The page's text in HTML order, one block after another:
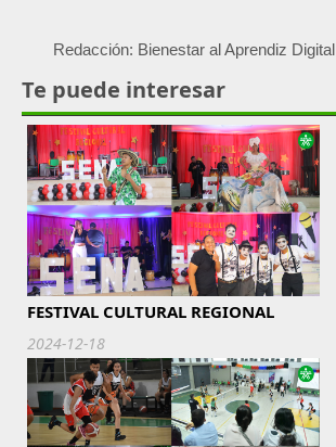
Redacción: Bienestar al Aprendiz Digital
Te puede interesar
FESTIVAL CULTURAL REGIONAL
2024-12-18